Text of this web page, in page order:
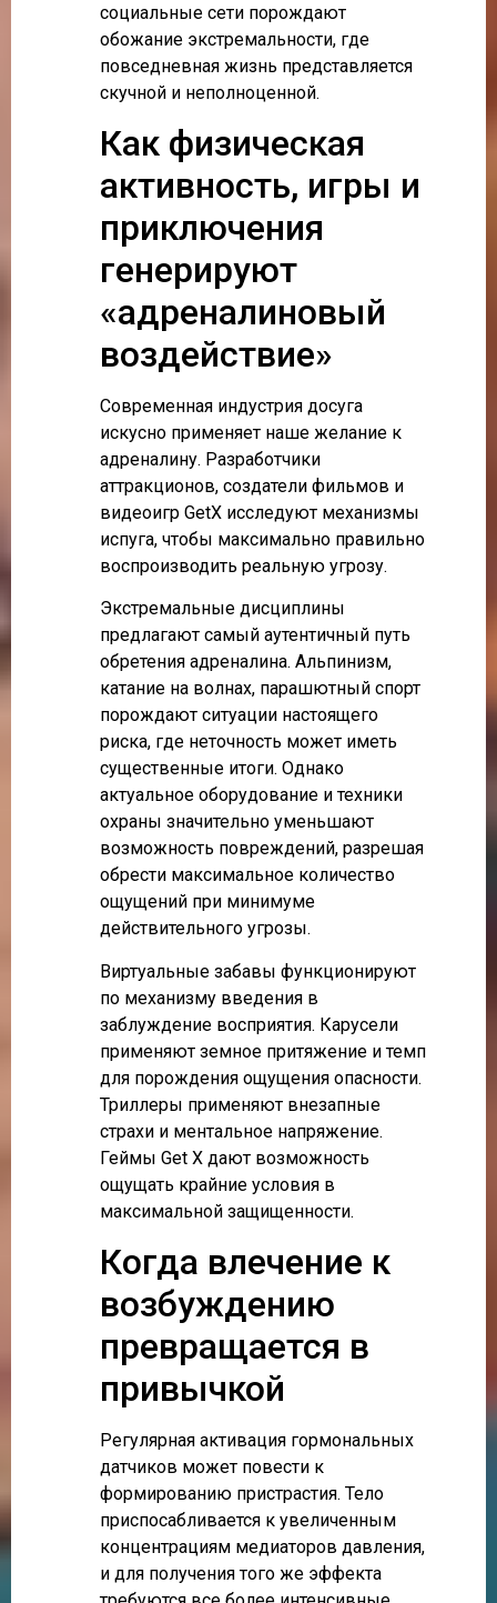
социальные сети порождают
обожание экстремальности, где
повседневная жизнь представляется
скучной и неполноценной.
Как физическая
активность, игры и
приключения
генерируют
«адреналиновый
воздействие»
Современная индустрия досуга
искусно применяет наше желание к
адреналину. Разработчики
аттракционов, создатели фильмов и
видеоигр GetX исследуют механизмы
испуга, чтобы максимально правильно
воспроизводить реальную угрозу.
Экстремальные дисциплины
предлагают самый аутентичный путь
обретения адреналина. Альпинизм,
катание на волнах, парашютный спорт
порождают ситуации настоящего
риска, где неточность может иметь
существенные итоги. Однако
актуальное оборудование и техники
охраны значительно уменьшают
возможность повреждений, разрешая
обрести максимальное количество
ощущений при минимуме
действительного угрозы.
Виртуальные забавы функционируют
по механизму введения в
заблуждение восприятия. Карусели
применяют земное притяжение и темп
для порождения ощущения опасности.
Триллеры применяют внезапные
страхи и ментальное напряжение.
Геймы Get X дают возможность
ощущать крайние условия в
максимальной защищенности.
Когда влечение к
возбуждению
превращается в
привычкой
Регулярная активация гормональных
датчиков может повести к
формированию пристрастия. Тело
приспосабливается к увеличенным
концентрациям медиаторов давления,
и для получения того же эффекта